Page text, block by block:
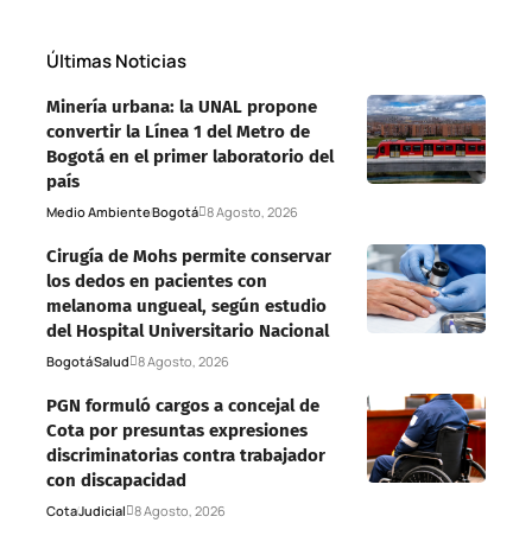
Últimas Noticias
Minería urbana: la UNAL propone
convertir la Línea 1 del Metro de
Bogotá en el primer laboratorio del
país
Medio AmbienteBogotá 8 Agosto, 2026
Cirugía de Mohs permite conservar
los dedos en pacientes con
melanoma ungueal, según estudio
del Hospital Universitario Nacional
BogotáSalud 8 Agosto, 2026
PGN formuló cargos a concejal de
Cota por presuntas expresiones
discriminatorias contra trabajador
con discapacidad
CotaJudicial 8 Agosto, 2026